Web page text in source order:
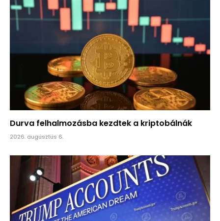
Durva felhalmozásba kezdtek a kriptobálnák
2026. augusztus 6.